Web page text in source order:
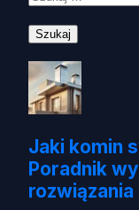
Jaki komin
Poradnik
rozwiązania